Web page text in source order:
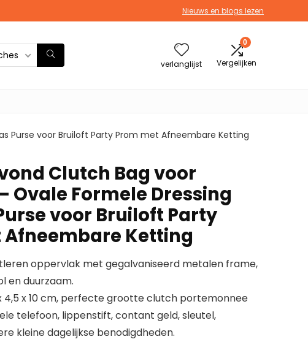
Nieuws en blogs lezen
verlanglijst
0
Vergelijken
Purse voor Bruiloft Party Prom met Afneembare Ketting
Clutch Bag voor
Ovale Formele Dressing
voor Bruiloft Party
Afneembare Ketting
oppervlak met gegalvaniseerd metalen frame,
en duurzaam.
x 4,5 x 10 cm, perfecte grootte clutch portemonnee
telefoon, lippenstift, contant geld, sleutel,
kleine dagelijkse benodigdheden.